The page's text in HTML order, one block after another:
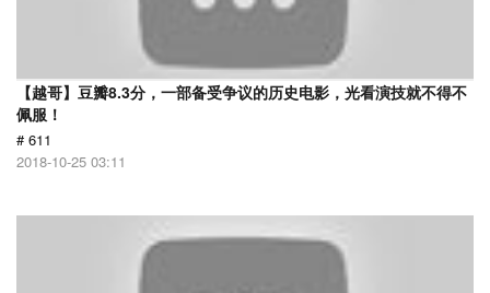
【越哥】豆瓣8.3分，一部备受争议的历史电影，光看演技就不得不
佩服！
# 611
2018-10-25 03:11